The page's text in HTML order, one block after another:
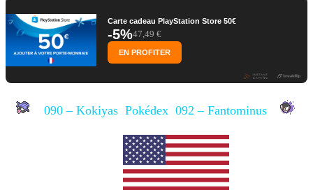
Carte cadeau PlayStation Store 50€
-5%47,49 €
EN PROFITER
090 – Kokiyas Pokédex 092 – Fantominus